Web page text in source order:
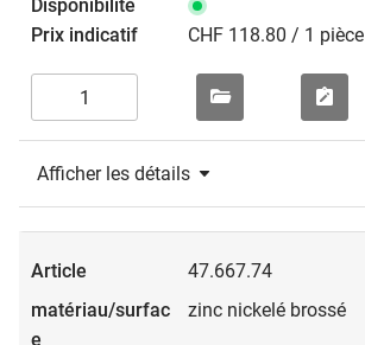
CHF 118.80 / 1 pièce
Afficher les détails
47.667.74
zinc nickelé brossé